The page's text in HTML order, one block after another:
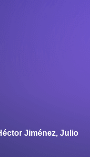
Jiménez, Julio